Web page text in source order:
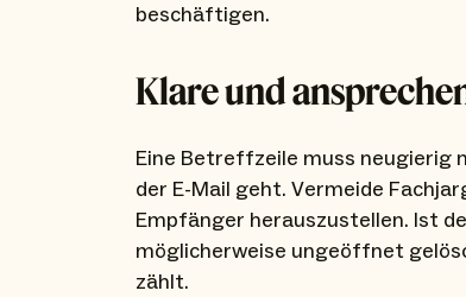
beschäftigen.
Klare und
Eine Betreffzeile muss neugierig
der E-Mail geht. Vermeide
Empfänger herauszustellen. Ist
möglicherweise ungeöffnet
zählt.